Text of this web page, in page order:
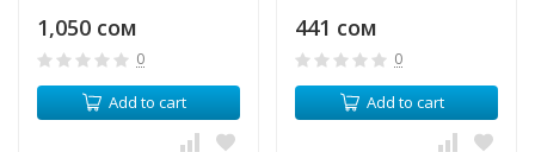
1,050 сом
0
Add to cart
441 сом
0
Add to cart